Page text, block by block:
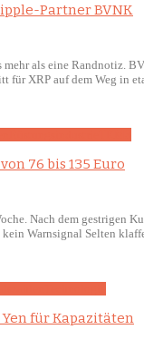
Partner BVNK
als eine Randnotiz.
für XRP auf dem Weg in
76 bis 135 Euro
Nach dem gestrigen
Warnsignal Selten
für Kapazitäten